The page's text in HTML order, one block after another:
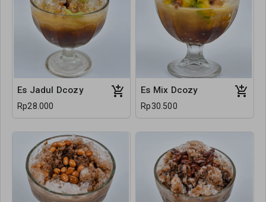
Es Jadul Dcozy
Rp28.000
Es Mix Dcozy
Rp30.500